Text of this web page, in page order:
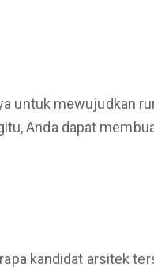
untuk mewujudkan
Anda dapat
kandidat arsitek